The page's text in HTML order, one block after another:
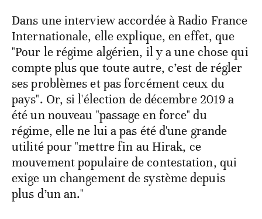
Dans une interview accordée à Radio France
Internationale, elle explique, en effet, que
"Pour le régime algérien, il y a une chose qui
compte plus que toute autre, c’est de régler
ses problèmes et pas forcément ceux du
pays". Or, si l'élection de décembre 2019 a
été un nouveau "passage en force" du
régime, elle ne lui a pas été d'une grande
utilité pour "mettre fin au Hirak, ce
mouvement populaire de contestation, qui
exige un changement de système depuis
plus d’un an."